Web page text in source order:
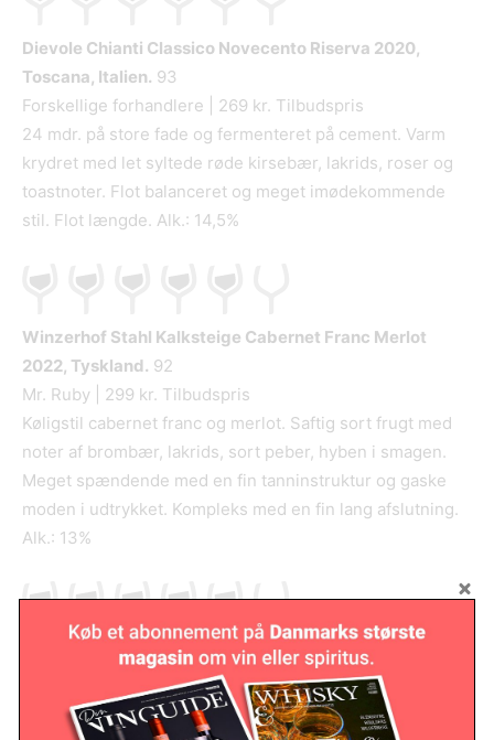
Dievole Chianti Classico Novecento Riserva 2020,
Toscana, Italien. 93
Forskellige forhandlere | 269 kr. Tilbudspris
24 mdr. på store fade og fermenteret på cement. Varm
krydret med let syltede røde kirsebær, lakrids, roser og
toastnoter. Flot balanceret og meget imødekommende
stil. Flot længde. Alk.: 14,5%
Winzerhof Stahl Kalksteige Cabernet Franc Merlot
2022, Tyskland. 92
Mr. Ruby | 299 kr. Tilbudspris
Køligstil cabernet franc og merlot. Saftig sort frugt med
noter af brombær, lakrids, sort peber, hyben i smagen.
Meget spændende med en fin tanninstruktur og gaske
moden i udtrykket. Kompleks med en fin lang afslutning.
Alk.: 13%
Felsina Berardenga Chianti Classico Riserva
92
Kjær & Sommerfeldt | 335 kr. Tilbudspris